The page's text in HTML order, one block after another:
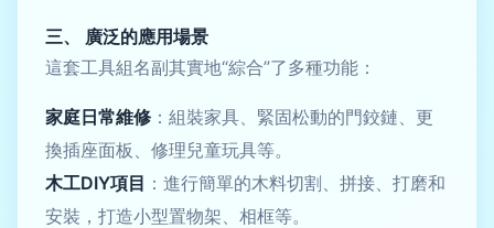
三、 廣泛的應用場景
這套工具組名副其實地“綜合”了多種功能：
家庭日常維修 ：組裝家具、緊固松動的門鉸鏈、更
換插座面板、修理兒童玩具等。
木工DIY項目 ：進行簡單的木料切割、拼接、打磨和
安裝，打造小型置物架、相框等。